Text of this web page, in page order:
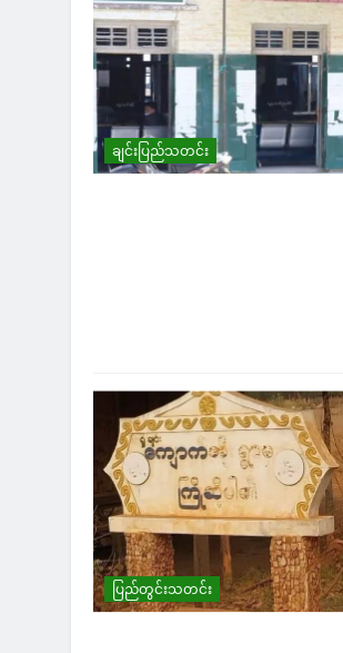
ချင်းပြည်သတင်း
ပြည်တွင်းသတင်း